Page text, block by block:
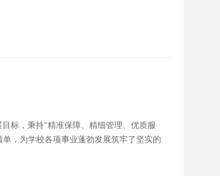
标，秉持“精准保障、精细管理、优质服
，为学校各项事业蓬勃发展筑牢了坚实的